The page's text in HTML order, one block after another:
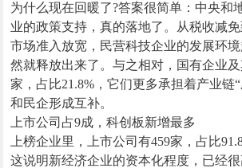
为什么现在回暖了?答案很简单：中央和
业的政策支持，真的落地了。从税收减
市场准入放宽，民营科技企业的发展环
然就释放出来了。与之相对，国有企业
家，占比21.8%，它们更多承担着产业链“
和民企形成互补。
上市公司占9成，科创板新增最多
上榜企业里，上市公司有459家，占比
这说明新经济企业的资本化程度，已经